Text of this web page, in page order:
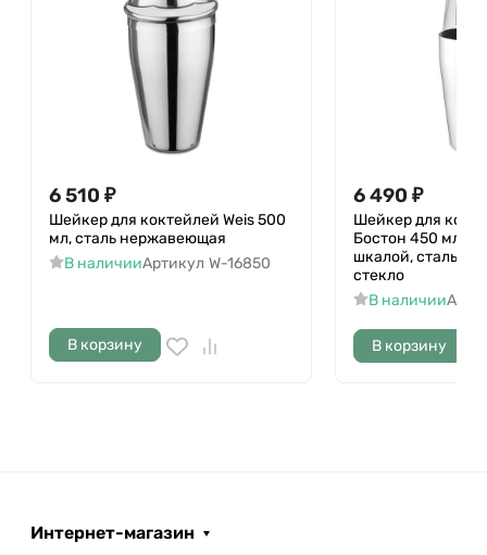
6 510 ₽
Шейкер для коктейлей Weis 500
мл, сталь нержавеющая
В наличииАртикул W-16850
В корзину
6 490 ₽
Шейкер для
Бостон 450 мл,
шкалой, сталь
стекло
В наличии
В корзину
Интернет-магазин